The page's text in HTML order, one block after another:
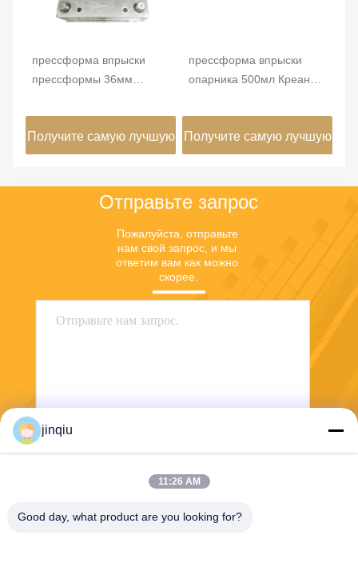
прессформа впрыски
прессформы 36мм
пластиковая круглая
измеряя инжекционный
метод литья под
Получите самую лучшую
прессформа впрыски
опарника 500мл Креан
изготовленную на заказ
пластиковую форму
чашек 4кавиты
Получите самую лучшую
Отправьте запрос
Пожалуйста, отправьте
нам свой запрос, и мы
ответим вам как можно
скорее.
jinqiu
11:26 AM
Good day, what product are you looking for?